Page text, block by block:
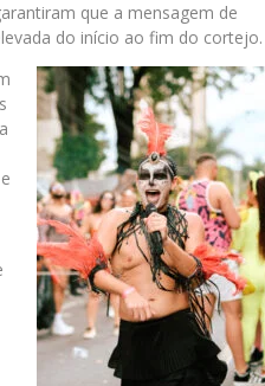
que a mensagem de
do início ao fim do cortejo.